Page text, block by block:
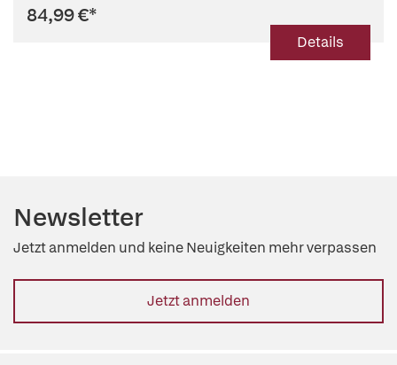
84,99 €*
Details
Newsletter
Jetzt anmelden und keine Neuigkeiten mehr verpassen
Jetzt anmelden